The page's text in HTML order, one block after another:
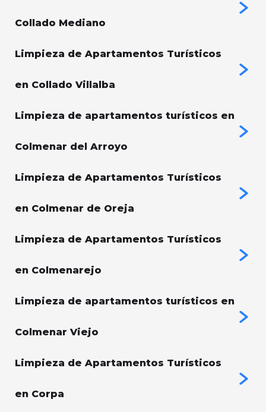
Collado Mediano
Limpieza de Apartamentos Turísticos
en Collado Villalba
Limpieza de apartamentos turísticos en
Colmenar del Arroyo
Limpieza de Apartamentos Turísticos
en Colmenar de Oreja
Limpieza de Apartamentos Turísticos
en Colmenarejo
Limpieza de apartamentos turísticos en
Colmenar Viejo
Limpieza de Apartamentos Turísticos
en Corpa